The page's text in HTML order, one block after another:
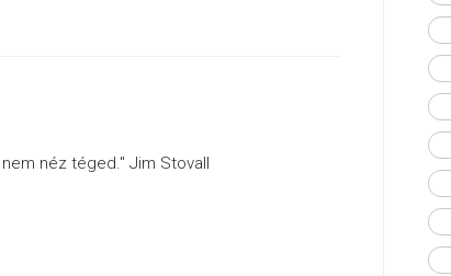
néz téged." Jim Stovall